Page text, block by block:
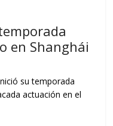
en Shanghái
su temporada
actuación en el